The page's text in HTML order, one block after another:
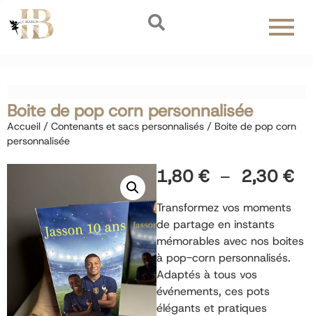
Boite de pop corn personnalisée
Accueil / Contenants et sacs personnalisés / Boite de pop corn
personnalisée
1,80 € – 2,30 €
Transformez vos moments
de partage en instants
mémorables avec nos boites
à pop-corn personnalisés.
Adaptés à tous vos
événements, ces pots
élégants et pratiques